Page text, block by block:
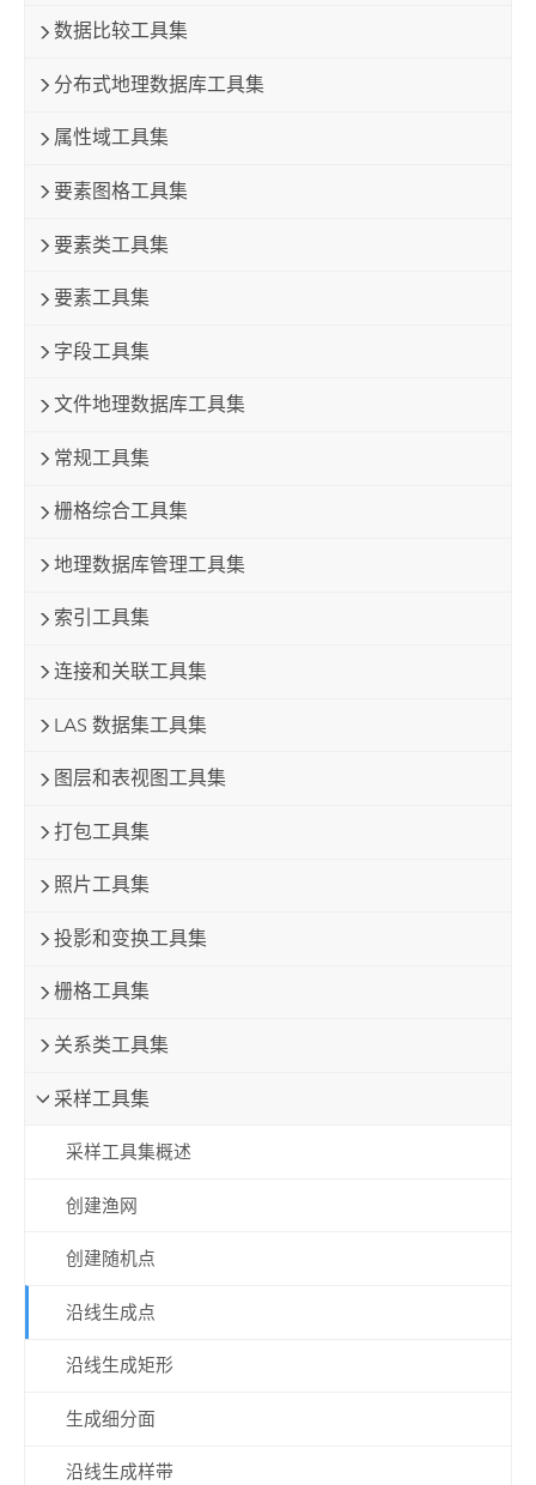
数据比较工具集
分布式地理数据库工具集
属性域工具集
要素图格工具集
要素类工具集
要素工具集
字段工具集
文件地理数据库工具集
常规工具集
栅格综合工具集
地理数据库管理工具集
索引工具集
连接和关联工具集
LAS 数据集工具集
图层和表视图工具集
打包工具集
照片工具集
投影和变换工具集
栅格工具集
关系类工具集
采样工具集
采样工具集概述
创建渔网
创建随机点
沿线生成点
沿线生成矩形
生成细分面
沿线生成样带